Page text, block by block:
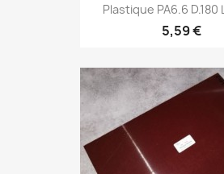
Plastique PA6.6 D.180
5,59 €